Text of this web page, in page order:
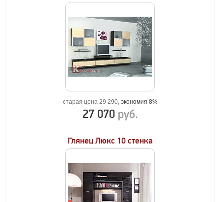
старая цена 29 290, экономия 8%
27 070 руб.
Глянец Люкс 10 стенка